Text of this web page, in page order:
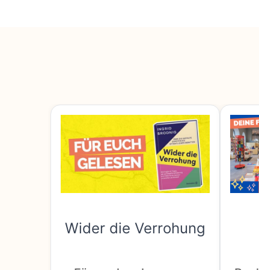
Wider die Verrohung